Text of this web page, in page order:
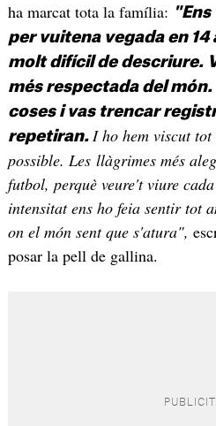
ha marcat tota la família:
per vuitena vegada en
molt difícil de descriure.
més respectada del
coses i vas trencar
repetiran. I ho hem viscut tot
possible. Les llàgrimes més
futbol, perquè veure't viure
intensitat ens ho feia sentir tot
on el món sent que s'atura",
posar la pell de gallina.